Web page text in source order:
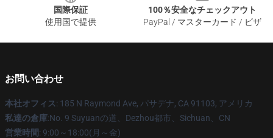
国際保証
使用国で提供
100％安全なチェックアウト
PayPal / マスターカード / ビザ
お問い合わせ
本社オフィス: 185 N Raymond Ave, パサデナ, CA 91103, アメリカ
私達の倉庫:No. 9 Suyuanの道、Dezhou都市、Sichuan、CN
営業時間: 9:00～18:00(月～金)